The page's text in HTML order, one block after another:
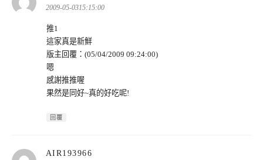
示:
2009-05-0315:15:00
推1
這家真是新鮮
版主回覆：(05/04/2009 09:24:00)
嗯
感謝推推喔
果然是同好~真的好吃呢!
回覆
AIR193966